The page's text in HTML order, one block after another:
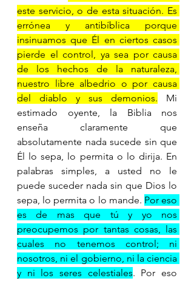
este servicio, o de esta situación. Es
errónea y antibíblica porque
insinuamos que Él en ciertos casos
pierde el control, ya sea por causa
de los hechos de la naturaleza,
nuestro libre albedrio o por causa
del diablo y sus demonios. Mi
estimado oyente, la Biblia nos
enseña claramente que
absolutamente nada sucede sin que
Él lo sepa, lo permita o lo dirija. En
palabras simples, a usted no le
puede suceder nada sin que Dios lo
sepa, lo permita o lo mande. Por eso
es de mas que tú y yo nos
preocupemos por tantas cosas, las
cuales no tenemos control; ni
nosotros, ni el gobierno, ni la ciencia
y ni los seres celestiales. Por eso